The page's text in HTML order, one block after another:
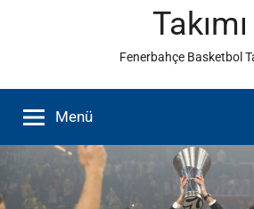
Takımı
Fenerbahçe Basketbol
Menü